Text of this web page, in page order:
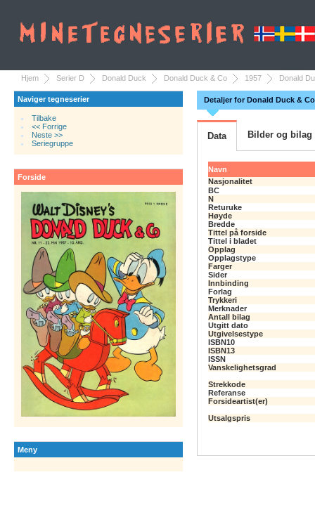
Hjem Serier D Donald Duck Donald Duck & Co 1957 Donald
Naviger tegneserier
Tilbake
<< Forrige
Neste >>
Seriegruppe
Forside
Meny
Detaljer for Donald Duck & Co
Data Bilder og bilag
Navn
Nasjonalitet
BC
N
Returuke
Høyde
Bredde
Tittel på forside
Tittel i bladet
Opplag
Opplagstype
Farger
Sider
Innbinding
Forlag
Trykkeri
Merknader
Antall bilag
Utgitt dato
Utgivelsestype
ISBN10
ISBN13
ISSN
Vanskelighetsgrad
Strekkode
Referanse
Forsideartist(er)
Utsalgspris